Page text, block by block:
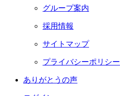
グループ案内
採用情報
サイトマップ
プライバシーポリシー
ありがとうの声